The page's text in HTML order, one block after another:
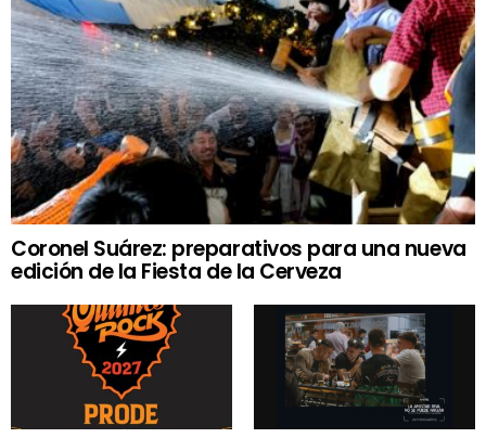
Coronel Suárez: preparativos para una nueva
edición de la Fiesta de la Cerveza